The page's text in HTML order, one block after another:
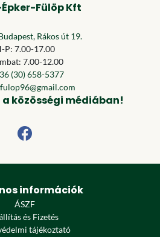
Fülöp Kft
Rákos út 19.
P: 7.00-17.00
7.00-12.00
(30) 658-5377
a közösségi médiában!
információk
ÁSZF
és Fizetés
tájékoztató